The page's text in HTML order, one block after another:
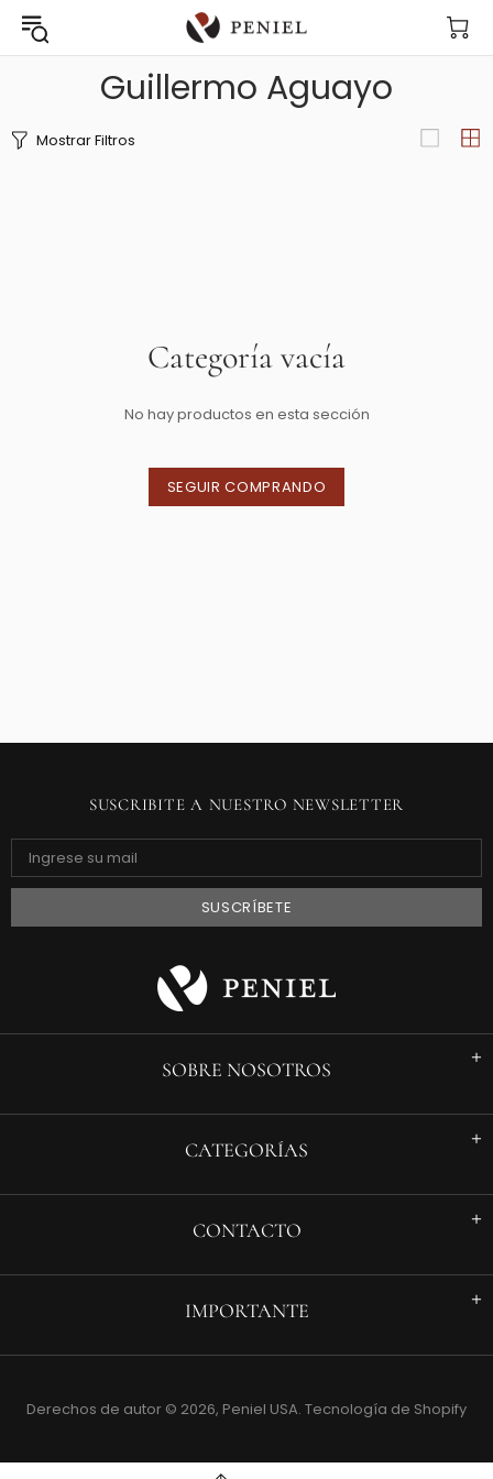
Guillermo Aguayo
Mostrar Filtros
Categoría vacía
No hay productos en esta sección
SEGUIR COMPRANDO
SUSCRIBITE A NUESTRO NEWSLETTER
SOBRE NOSOTROS
CATEGORÍAS
CONTACTO
IMPORTANTE
Derechos de autor © 2026, Peniel USA. Tecnología de Shopify